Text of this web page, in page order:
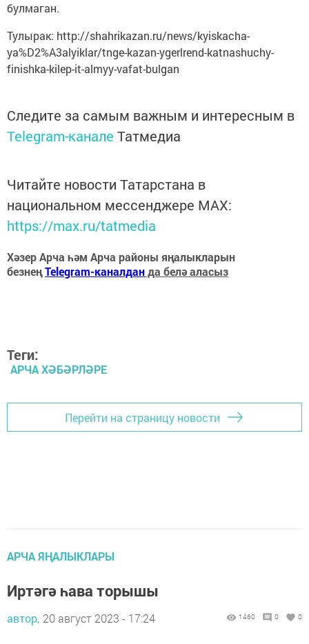
булмаган.
Тулырак: http://shahrikazan.ru/news/kyiskacha-
ya%D2%A3alyiklar/tnge-kazan-ygerlrend-katnashuchy-
finishka-kilep-it-almyy-vafat-bulgan
Следите за самым важным и интересным в
Telegram-канале Татмедиа
Читайте новости Татарстана в
национальном мессенджере MАХ:
https://max.ru/tatmedia
Хәзер Арча һәм Арча районы яңалыкларын
безнеңTelegram-каналданда белә аласыз
Теги:
АРЧА ХӘБӘРЛӘРЕ
Перейти на страницу новости
АРЧА ЯҢАЛЫКЛАРЫ
Иртәгә һава торышы
автор, 20 август 2023 - 17:24 1460 0 0